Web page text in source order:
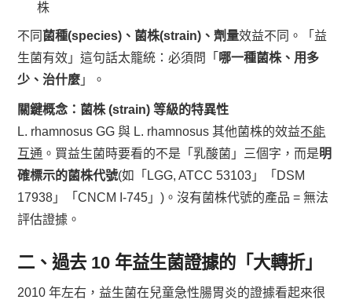
株
不同 菌種(species)、菌株(strain)、劑量效益不同。「益
生菌有效」這句話太籠統：必須問「 哪一種菌株、用多
少、治什麼 」。
關鍵概念：菌株 (strain) 等級的特異性
L. rhamnosus GG 與 L. rhamnosus 其他菌株的效益不能
互通 。買益生菌時要看的不是「乳酸菌」三個字，而是明
確標示的菌株代號(如「LGG, ATCC 53103」「DSM
17938」「CNCM I-745」)。沒有菌株代號的產品 = 無法
評估證據。
二、過去 10 年益生菌證據的「大轉折」
2010 年左右，益生菌在兒童急性腸胃炎的證據看起來很